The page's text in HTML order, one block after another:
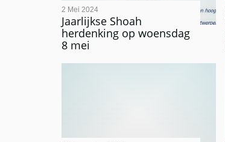
Jaarlijkse Shoah
herdenking op woensdag
8 mei
2 Mei 2024